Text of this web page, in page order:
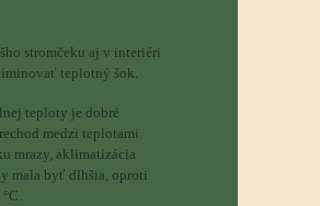
stromčeku aj v interiéri
teplotný šok.
teploty je dobré
medzi teplotami
mrazy, aklimatizácia
mala byť dlhšia, oproti